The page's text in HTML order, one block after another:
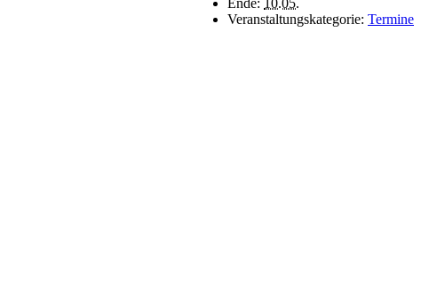
Veranstaltungskategorie: Termine